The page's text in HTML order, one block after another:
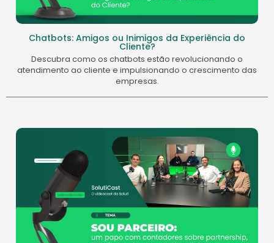
Chatbots: Amigos ou Inimigos da Experiência do
Cliente?
Descubra como os chatbots estão revolucionando o
atendimento ao cliente e impulsionando o crescimento das
empresas.